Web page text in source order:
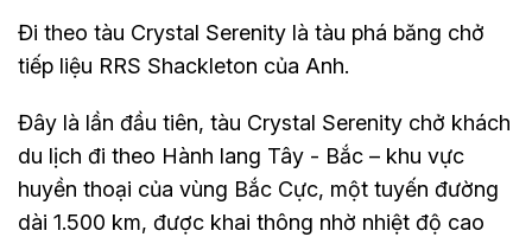
Đi theo tàu Crystal Serenity là tàu phá băng chở
tiếp liệu RRS Shackleton của Anh.
Đây là lần đầu tiên, tàu Crystal Serenity chở khách
du lịch đi theo Hành lang Tây - Bắc – khu vực
huyền thoại của vùng Bắc Cực, một tuyến đường
dài 1.500 km, được khai thông nhờ nhiệt độ cao